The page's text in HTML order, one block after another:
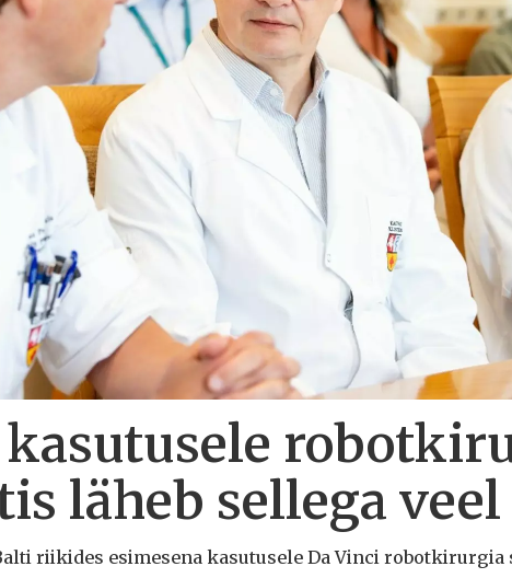
läheb sellega veel
riikides esimesena kasutusele Da Vinci robotkirurgia